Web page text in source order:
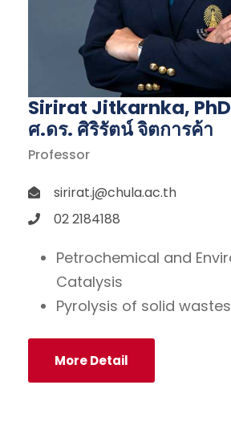
Sirirat Jitkarnka, PhD
ศ.ดร. ศิริรัตน์ จิตการค้า
Professor
sirirat.j@chula.ac.th
02 2184188
Petrochemical and
Catalysis
Pyrolysis of solid wastes
More Detail